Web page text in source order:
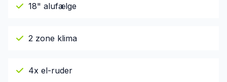
18" alufælge
2 zone klima
4x el-ruder